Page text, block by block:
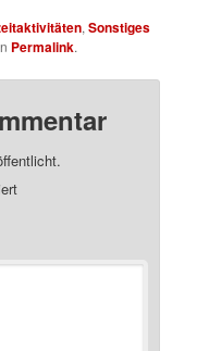
,Sonstiges
Permalink.